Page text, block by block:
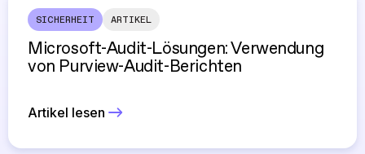
SICHERHEIT ARTIKEL
Microsoft-Audit-Lösungen: Verwendung
von Purview-Audit-Berichten
Artikel lesen